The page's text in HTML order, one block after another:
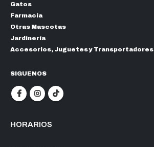
Gatos
Farmacia
Otras Mascotas
Jardinería
Accesorios, Juguetes y Transportadores
SIGUENOS
HORARIOS